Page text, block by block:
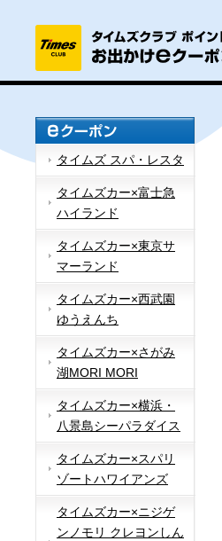
タイムズ スパ・レスタ
タイムズカー×富士急
ハイランド
タイムズカー×東京サ
マーランド
タイムズカー×西武園
ゆうえんち
タイムズカー×さがみ
湖MORI MORI
タイムズカー×横浜・
八景島シーパラダイス
タイムズカー×スパリ
ゾートハワイアンズ
タイムズカー×ニジゲ
ンノモリ クレヨンしん